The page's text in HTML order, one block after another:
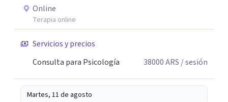
Online
Terapia online
Servicios y precios
Consulta para Psicología
38000ARS / sesión
Martes, 11 de agosto